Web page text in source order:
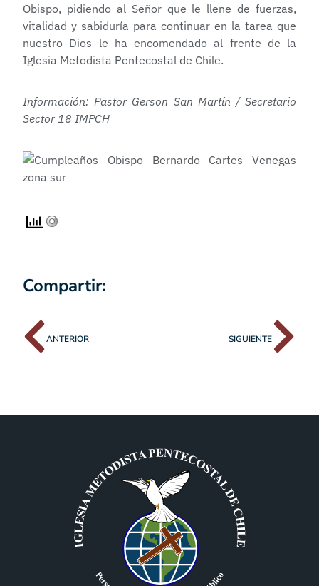
Obispo, pidiendo al Señor que le llene de fuerzas,
vitalidad y sabiduría para continuar en la tarea que
nuestro Dios le ha encomendado al frente de la
Iglesia Metodista Pentecostal de Chile.
Información: Pastor Gerson San Martín / Secretario
Sector 18 IMPCH
Compartir:
ANTERIOR SIGUIENTE